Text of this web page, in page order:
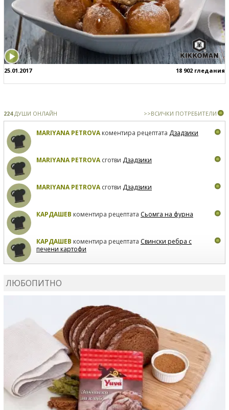
25.01.2017 18 902 гледания
224ДУШИ ОНЛАЙН >>ВСИЧКИ ПОТРЕБИТЕЛИ
MARIYANA PETROVAкоментира рецептата Дзадзики
MARIYANA PETROVAсготви Дзадзики
MARIYANA PETROVAсготви Дзадзики
КАРДАШЕВ коментира рецептата Сьомга на фурна
КАРДАШЕВ коментира рецептата Свински ребра с
печени картофи
ЛЮБОПИТНО